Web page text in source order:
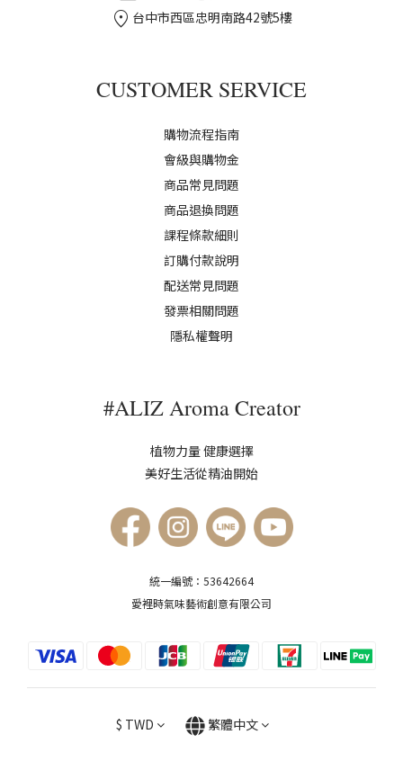
location_on 台中市西區忠明南路42號5樓
CUSTOMER SERVICE
購物流程指南
會級與購物金
商品常見問題
商品退換問題
課程條款細則
訂購付款說明
配送常見問題
發票相關問題
隱私權聲明
#ALIZ Aroma Creator
植物力量 健康選擇
美好生活從精油開始
統一編號：53642664
愛裡時氣味藝術創意有限公司
$ TWD 繁體中文